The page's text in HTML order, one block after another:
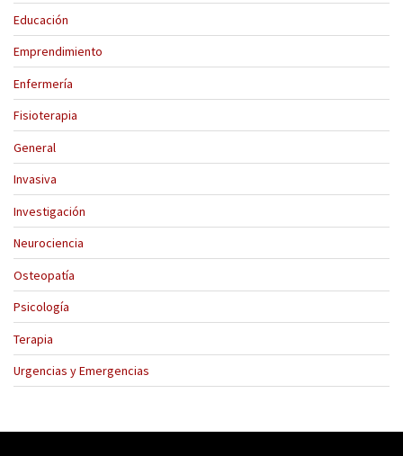
Educación
Emprendimiento
Enfermería
Fisioterapia
General
Invasiva
Investigación
Neurociencia
Osteopatía
Psicología
Terapia
Urgencias y Emergencias